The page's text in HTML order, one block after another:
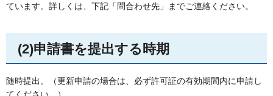
ています。詳しくは、下記「問合わせ先」までご連絡ください。
(2)申請書を提出する時期
随時提出。（更新申請の場合は、必ず許可証の有効期間内に申請し